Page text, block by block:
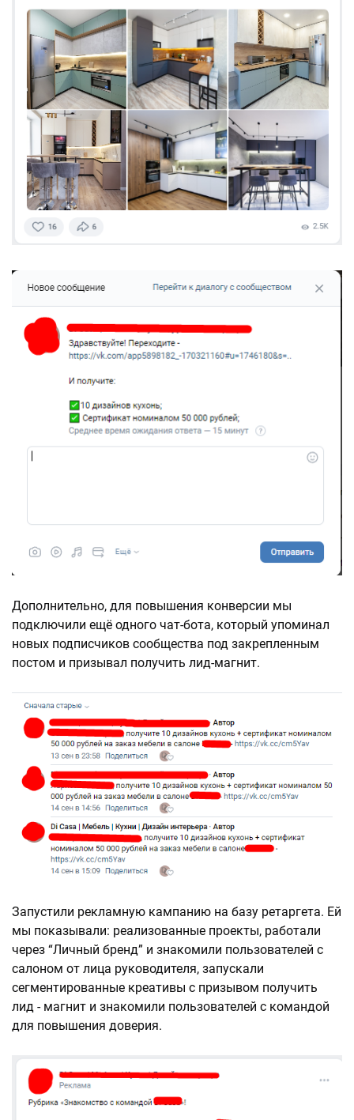
Дополнительно, для повышения конверсии мы
подключили ещё одного чат-бота, который упоминал
новых подписчиков сообщества под закрепленным
постом и призывал получить лид-магнит.
Запустили рекламную кампанию на базу ретаргета. Ей
мы показывали: реализованные проекты, работали
через “Личный бренд” и знакомили пользователей с
салоном от лица руководителя, запускали
сегментированные креативы с призывом получить
лид - магнит и знакомили пользователей с командой
для повышения доверия.